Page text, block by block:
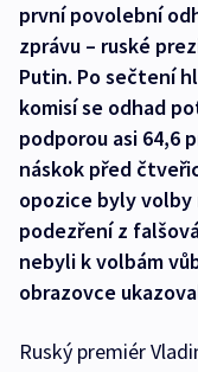
první povolební
zprávu – ruské
Putin. Po sečtení
komisí se odhad
podporou asi 64,6
náskok před
opozice byly
podezření z
nebyli k volbám
obrazovce
Ruský premiér